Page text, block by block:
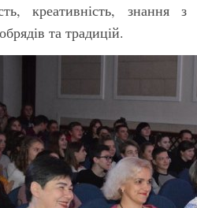
креативність, знання
та традицій.